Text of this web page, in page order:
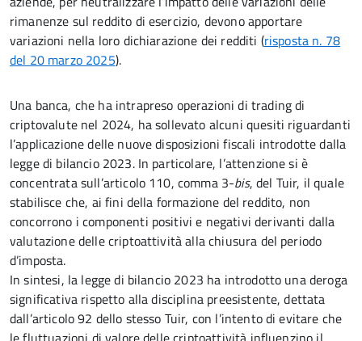
rimanenze sul reddito di esercizio, devono apportare
variazioni nella loro dichiarazione dei redditi (risposta n. 78
del 20 marzo 2025).
Una banca, che ha intrapreso operazioni di trading di
criptovalute nel 2024, ha sollevato alcuni quesiti riguardanti
l’applicazione delle nuove disposizioni fiscali introdotte dalla
legge di bilancio 2023. In particolare, l’attenzione si è
concentrata sull’articolo 110, comma 3-bis, del Tuir, il quale
stabilisce che, ai fini della formazione del reddito, non
concorrono i componenti positivi e negativi derivanti dalla
valutazione delle criptoattività alla chiusura del periodo
d’imposta.
In sintesi, la legge di bilancio 2023 ha introdotto una deroga
significativa rispetto alla disciplina preesistente, dettata
dall’articolo 92 dello stesso Tuir, con l’intento di evitare che